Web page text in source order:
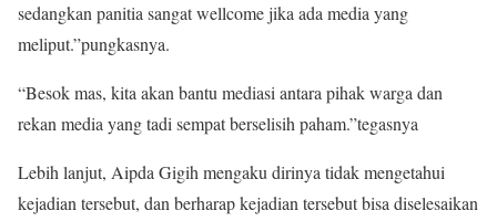
sedangkan panitia sangat wellcome jika ada media yang
meliput.”pungkasnya.
“Besok mas, kita akan bantu mediasi antara pihak warga dan
rekan media yang tadi sempat berselisih paham.”tegasnya
Lebih lanjut, Aipda Gigih mengaku dirinya tidak mengetahui
kejadian tersebut, dan berharap kejadian tersebut bisa diselesaikan